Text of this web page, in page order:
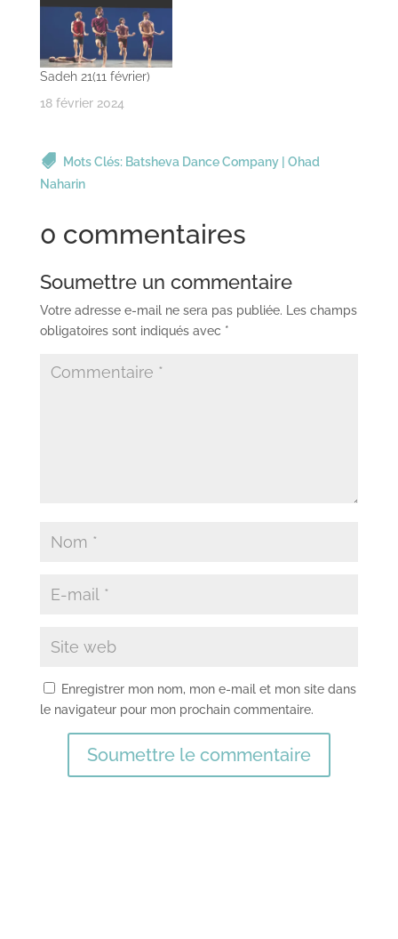
Sadeh 21(11 février)
18 février 2024
Mots Clés: Batsheva Dance Company| Ohad
Naharin
0 commentaires
Soumettre un commentaire
Votre adresse e-mail ne sera pas publiée. Les champs
obligatoires sont indiqués avec *
Enregistrer mon nom, mon e-mail et mon site dans
le navigateur pour mon prochain commentaire.
Soumettre le commentaire